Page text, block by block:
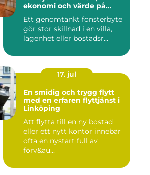
ekonomi och värde på
Ett genomtänkt fönsterbyte
gör stor skillnad i en villa,
lägenhet eller bostadsr...
17. jul
En smidig och trygg flytt
med en erfaren flyttjänst i
Linköping
Att flytta till en ny bostad
eller ett nytt kontor innebär
ofta en nystart full av
förv&au...